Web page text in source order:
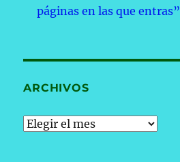
páginas en las que entras”
ARCHIVOS
Archivos